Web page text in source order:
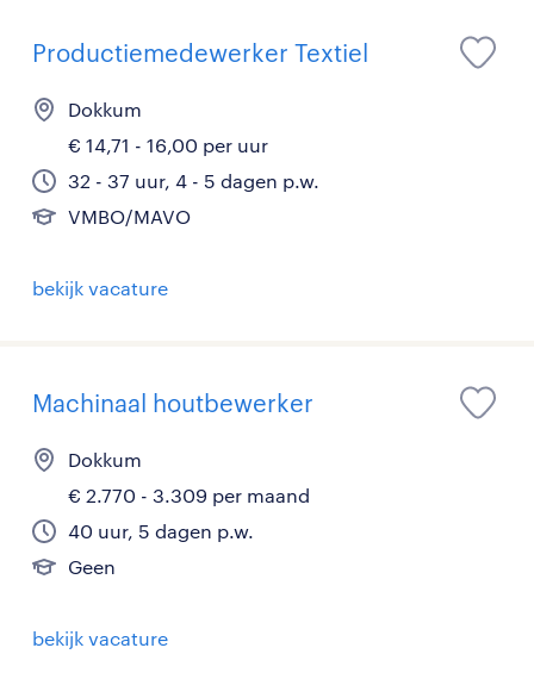
Productiemedewerker Textiel
Dokkum
€ 14,71 - 16,00 per uur
32 - 37 uur, 4 - 5 dagen p.w.
VMBO/MAVO
bekijk vacature
Machinaal houtbewerker
Dokkum
€ 2.770 - 3.309 per maand
40 uur, 5 dagen p.w.
Geen
bekijk vacature